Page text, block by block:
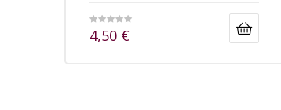
4,50 €